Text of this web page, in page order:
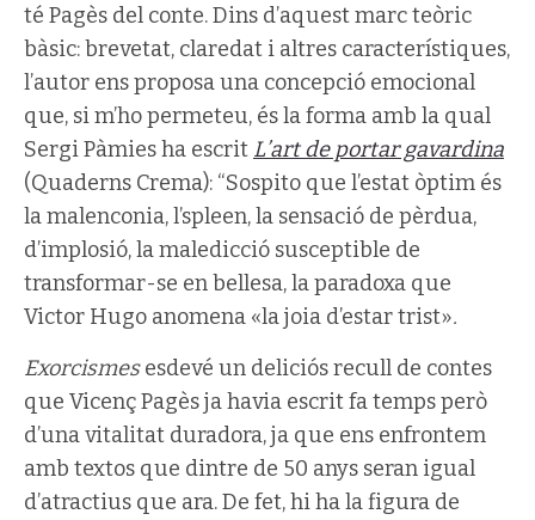
té Pagès del conte. Dins d’aquest marc teòric
bàsic: brevetat, claredat i altres característiques,
l’autor ens proposa una concepció emocional
que, si m’ho permeteu, és la forma amb la qual
Sergi Pàmies ha escrit L’art de portar gavardina
(Quaderns Crema): “Sospito que l’estat òptim és
la malenconia, l’spleen, la sensació de pèrdua,
d’implosió, la maledicció susceptible de
transformar-se en bellesa, la paradoxa que
Victor Hugo anomena «la joia d’estar trist».
Exorcismesesdevé un deliciós recull de contes
que Vicenç Pagès ja havia escrit fa temps però
d’una vitalitat duradora, ja que ens enfrontem
amb textos que dintre de 50 anys seran igual
d’atractius que ara. De fet, hi ha la figura de